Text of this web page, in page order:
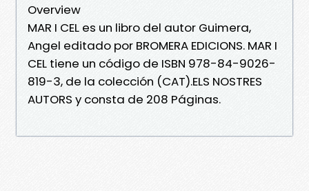
Overview
MAR I CEL es un libro del autor Guimera,
Angel editado por BROMERA EDICIONS. MAR I
CEL tiene un código de ISBN 978-84-9026-
819-3, de la colección (CAT).ELS NOSTRES
AUTORS y consta de 208 Páginas.